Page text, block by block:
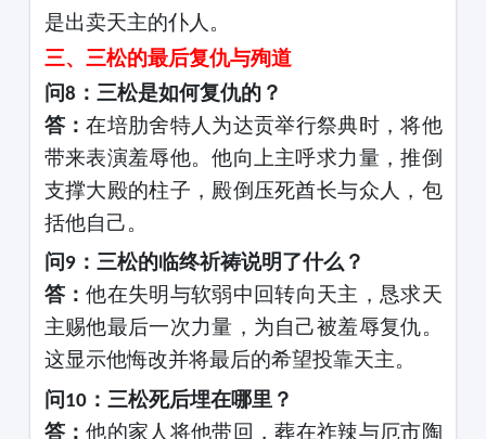
是出卖天主的仆人。
三、三松的最后复仇与殉道
问8 ：三松是如何复仇的？
答：在培肋舍特人为达贡举行祭典时，将他
带来表演羞辱他。他向上主呼求力量，推倒
支撑大殿的柱子，殿倒压死酋长与众人，包
括他自己。
问 9：三松的临终祈祷说明了什么？
答：他在失明与软弱中回转向天主，恳求天
主赐他最后一次力量，为自己被羞辱复仇。
这显示他悔改并将最后的希望投靠天主。
问 10：三松死后埋在哪里？
答：他的家人将他带回，葬在祚辣与厄市陶